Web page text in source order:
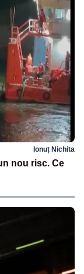
Ionuț Nichita
nou risc. Ce